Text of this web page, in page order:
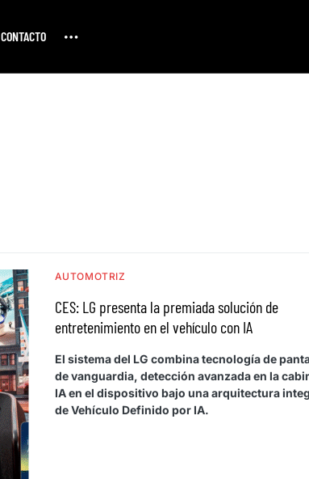
CONTACTO
AUTOMOTRIZ
CES: LG presenta la premiada solución de
entretenimiento en el vehículo con IA
El sistema del LG combina tecnología de
de vanguardia, detección avanzada en la
IA en el dispositivo bajo una arquitectura
de Vehículo Definido por IA.